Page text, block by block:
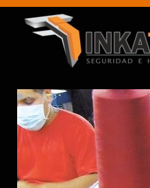
Whatsapp: 999707259